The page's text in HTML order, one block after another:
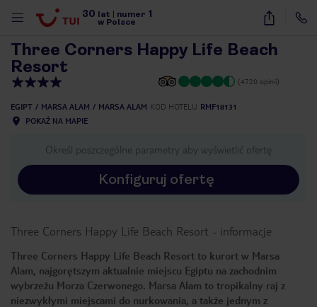
30 lat numer 1
w Polsce
26
Three Corners Happy Life Beach
Resort
(4720 opinii)
EGIPT MARSA ALAM MARSA ALAM KOD HOTELU RMF18131
POKAŻ NA MAPIE
Określ poszczególne parametry aby wyświetlić ofertę
Konfiguruj ofertę
Three Corners Happy Life Beach Resort - informacje
Three Corners Happy Life Beach Resort to kurort w Marsa
Alam, najgorętszym aktualnie miejscu Egiptu na zachodnim
wybrzeżu Morza Czerwonego. Marsa Alam to tropikalny raj z
niezwykłymi miejscami do nurkowania, a także jednym z